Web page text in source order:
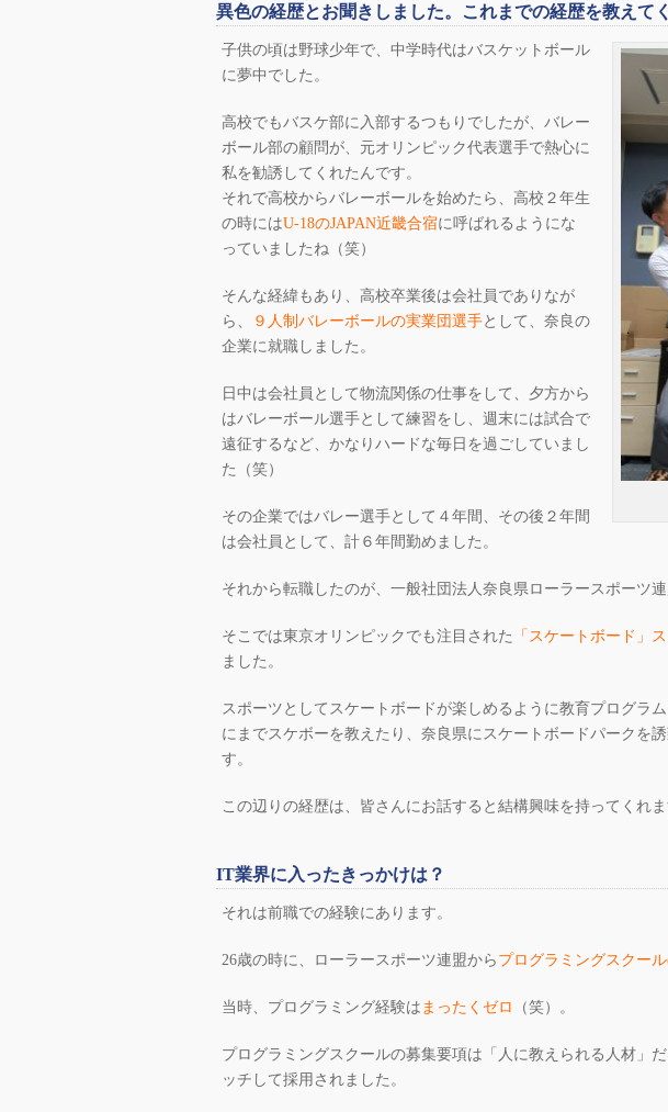
異色の経歴とお聞きしました。これまでの経歴を教えて
子供の頃は野球少年で、中学時代はバスケットボール
に夢中でした。
高校でもバスケ部に入部するつもりでしたが、バレー
ボール部の顧問が、元オリンピック代表選手で熱心に
私を勧誘してくれたんです。
それで高校からバレーボールを始めたら、高校２年生
の時にはU-18のJAPAN近畿合宿に呼ばれるようにな
っていましたね（笑）
そんな経緯もあり、高校卒業後は会社員でありなが
ら、
９人制バレーボールの実業団選手として、奈良の
企業に就職しました。
日中は会社員として物流関係の仕事をして、夕方から
はバレーボール選手として練習をし、週末には試合で
遠征するなど、かなりハードな毎日を過ごしていまし
た（笑）
その企業ではバレー選手として４年間、その後２年間
は会社員として、計６年間勤めました。
それから転職したのが、一般社団法人奈良県ローラースポーツ連
そこでは東京オリンピックでも注目された 「スケートボード」
ました。
スポーツとしてスケートボードが楽しめるように教育プログラ
にまでスケボーを教えたり、奈良県にスケートボードパークを
す。
この辺りの経歴は、皆さんにお話すると結構興味を持ってくれま
IT業界に入ったきっかけは？
それは前職での経験にあります。
26歳の時に、ローラースポーツ連盟から プログラミングスクー
当時、プログラミング経験は まったくゼロ （笑）。
プログラミングスクールの募集要項は「人に教えられる人材」
ッチして採用されました。